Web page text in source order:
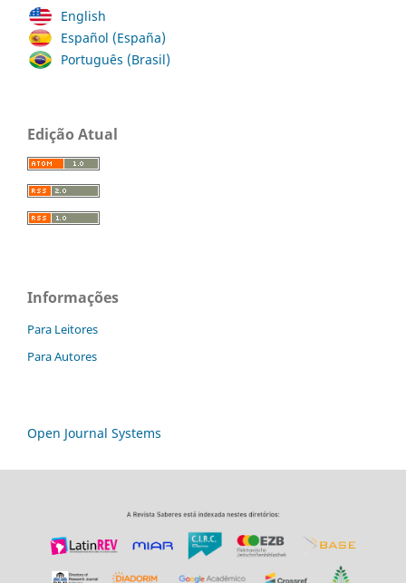
English
Español (España)
Português (Brasil)
Edição Atual
Informações
Para Leitores
Para Autores
Open Journal Systems